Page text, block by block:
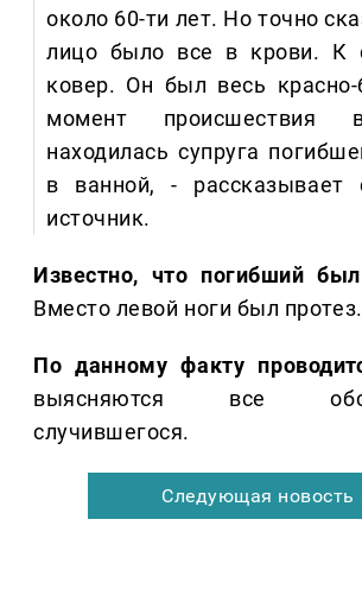
около 60-ти лет. Но точно
лицо было все в крови. К
ковер. Он был весь
момент происшествия
находилась супруга
в ванной, - рассказывает
источник.
Известно, что погибший
Вместо левой ноги был протез.
По данному факту
выясняются все
случившегося.
Следующая новость